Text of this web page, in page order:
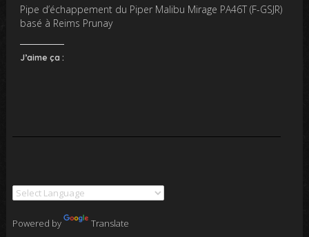
Pipe d’échappement du Piper Malibu Mirage PA46T (F-GSJR)
basé à Reims Prunay
J’aime ça :
Powered by Translate